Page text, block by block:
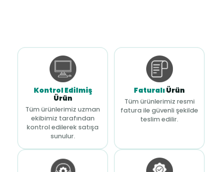
Kontrol Edilmiş
Ürün
Tüm ürünlerimiz uzman
ekibimiz tarafından
kontrol edilerek satışa
sunulur.
FaturalıÜrün
Tüm ürünlerimiz resmi
fatura ile güvenli şekilde
teslim edilir.